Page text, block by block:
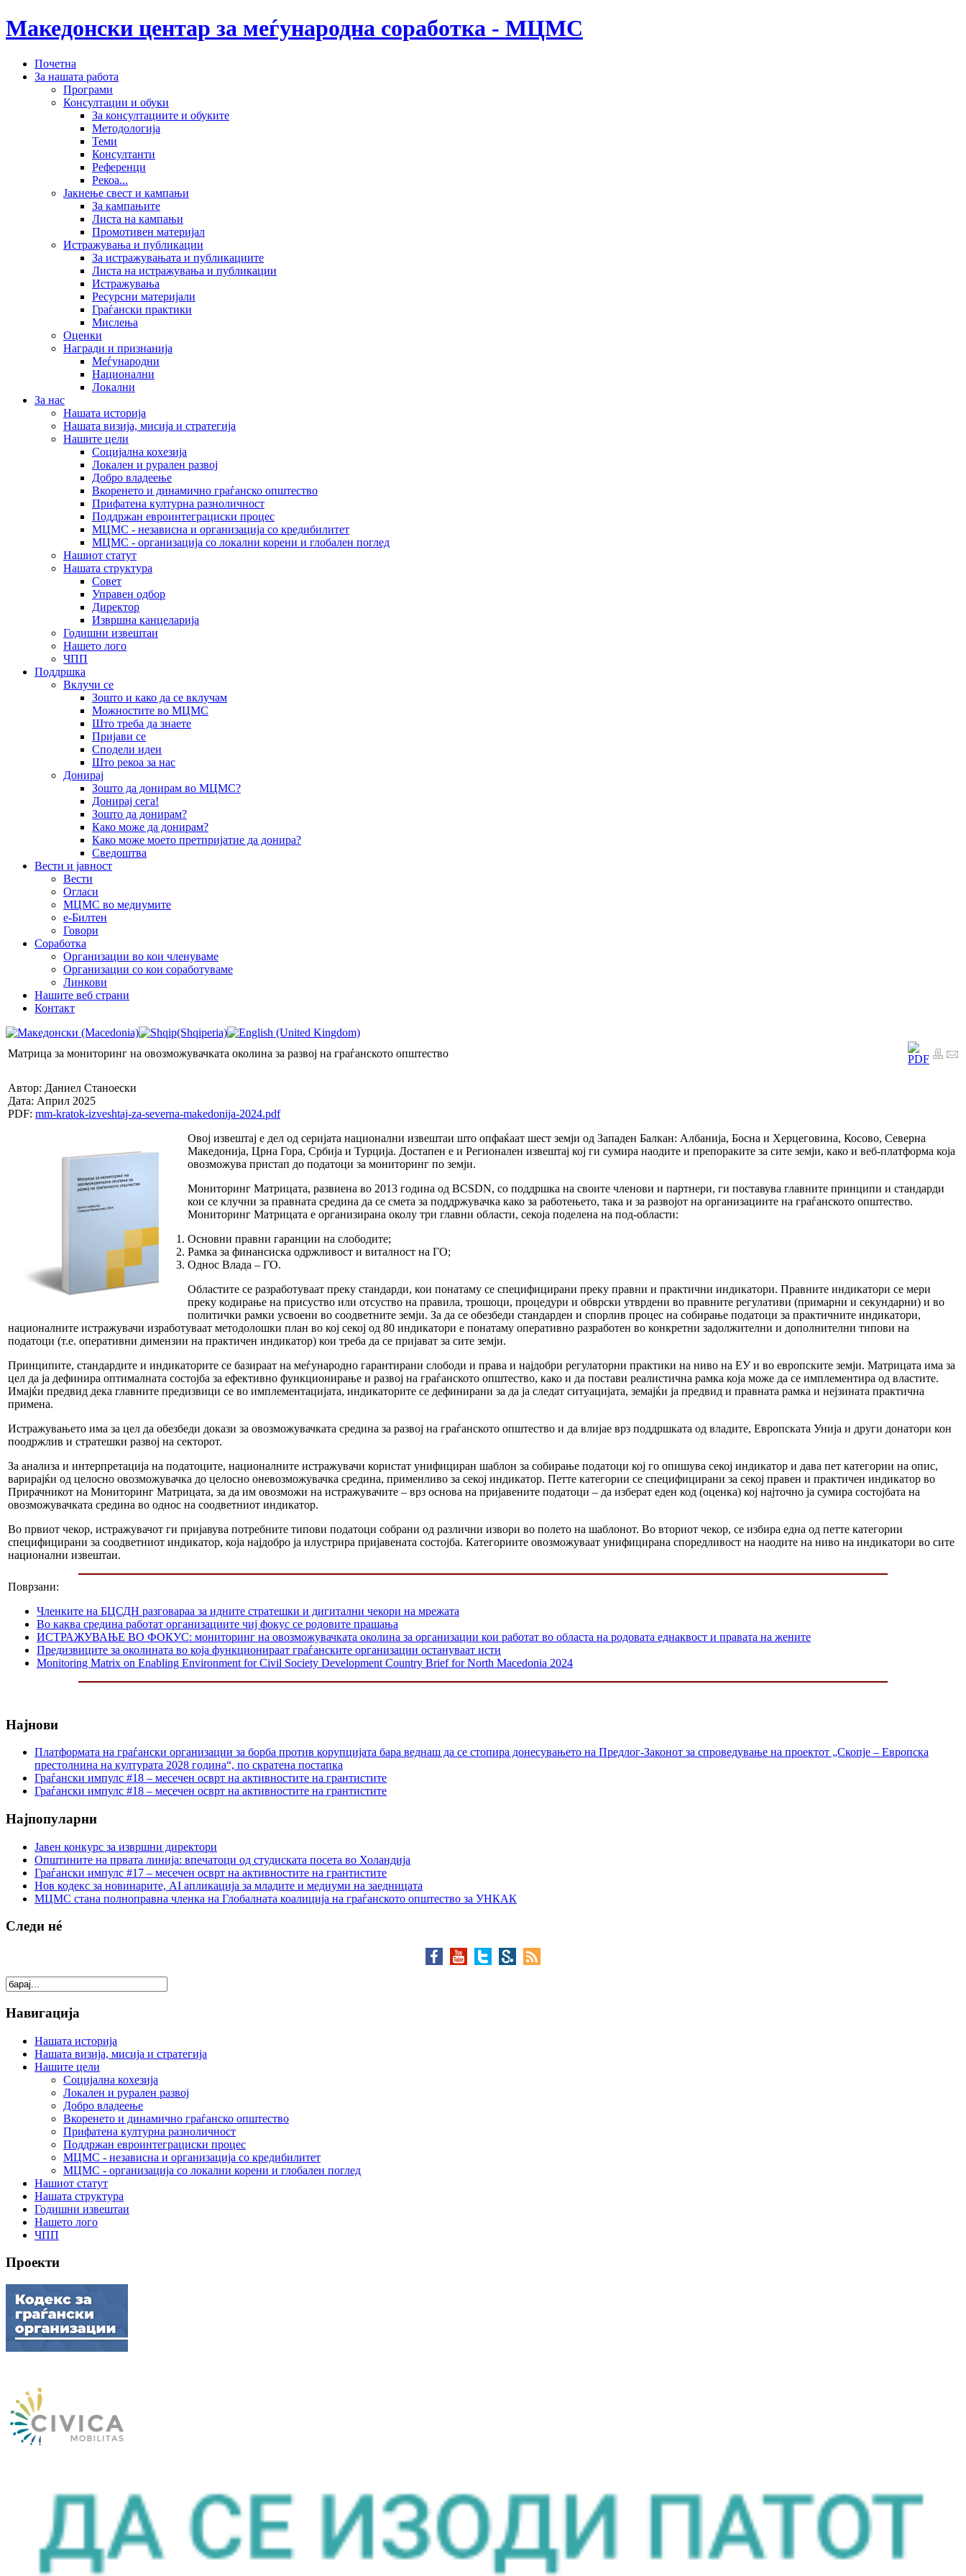
Македонски центар за меѓународна соработка - МЦМС
Почетна
За нашата работа
Програми
Консултации и обуки
За консултациите и обуките
Методологија
Теми
Консултанти
Референци
Рекоа...
Јакнење свест и кампањи
За кампањите
Листа на кампањи
Промотивен материјал
Истражувања и публикации
За истражувањата и публикациите
Листа на истражувања и публикации
Истражувања
Ресурсни материјали
Граѓански практики
Мислења
Оценки
Награди и признанија
Меѓународни
Национални
Локални
За нас
Нашата историја
Нашата визија, мисија и стратегија
Нашите цели
Социјална кохезија
Локален и рурален развој
Добро владеење
Вкоренето и динамично граѓанско општество
Прифатена културна разноличност
Поддржан евроинтеграциски процес
МЦМС - независна и организација со кредибилитет
МЦМС - организација со локални корени и глобален поглед
Нашиот статут
Нашата структура
Совет
Управен одбор
Директор
Извршна канцеларија
Годишни извештаи
Нашето лого
ЧПП
Поддршка
Вклучи се
Зошто и како да се вклучам
Можностите во МЦМС
Што треба да знаете
Пријави се
Сподели идеи
Што рекоа за нас
Донирај
Зошто да донирам во МЦМС?
Донирај сега!
Зошто да донирам?
Како може да донирам?
Како може моето претпријатие да донира?
Сведоштва
Вести и јавност
Вести
Огласи
МЦМС во медиумите
е-Билтен
Говори
Соработка
Организации во кои членуваме
Организации со кои соработуваме
Линкови
Нашите веб страни
Контакт
Матрица за мониторинг на овозможувачката околина за развој на граѓанското општество
Автор: Даниел Станоески
Дата: Април 2025
PDF: mm-kratok-izveshtaj-za-severna-makedonija-2024.pdf
Овој извештај е дел од серијата национални извештаи што опфаќаат шест земји од Западен Балкан: Албанија, Босна и Херцеговина, Косово, Северна
Македонија, Црна Гора, Србија и Турција. Достапен е и Регионален извештај кој ги сумира наодите и препораките за сите земји, како и веб-платформа која
овозможува пристап до податоци за мониторинг по земји.
Мониторинг Матрицата, развиена во 2013 година од BCSDN, со поддршка на своите членови и партнери, ги поставува главните принципи и стандарди
кои се клучни за правната средина да се смета за поддржувачка како за работењето, така и за развојот на организациите на граѓанското општество.
Мониторинг Матрицата е организирана околу три главни области, секоја поделена на под-области:
Основни правни гаранции на слободите;
Рамка за финансиска одржливост и виталност на ГО;
Однос Влада – ГО.
Областите се разработуваат преку стандарди, кои понатаму се специфицирани преку правни и практични индикатори. Правните индикатори се мери
преку кодирање на присуство или отсуство на правила, трошоци, процедури и обврски утврдени во правните регулативи (примарни и секундарни) и во
политички рамки усвоени во соодветните земји. За да се обезбеди стандарден и спорлив процес на собирање податоци за практичните индикатори,
националните истражувачи изработуваат методолошки план во кој секој од 80 индикатори е понатаму оперативно разработен во конкретни задолжителни и дополнителни типови на
податоци (т.е. оперативни димензии на практичен индикатор) кои треба да се пријават за сите земји.
Принципите, стандардите и индикаторите се базираат на меѓународно гарантирани слободи и права и најдобри регулаторни практики на ниво на ЕУ и во европските земји. Матрицата има за
цел да ја дефинира оптималната состојба за ефективно функционирање и развој на граѓанското општество, како и да постави реалистична рамка која може да се имплементира од властите.
Имајќи предвид дека главните предизвици се во имплементацијата, индикаторите се дефинирани за да ја следат ситуацијата, земајќи ја предвид и правната рамка и нејзината практична
примена.
Истражувањето има за цел да обезбеди докази за овозможувачката средина за развој на граѓанското општество и да влијае врз поддршката од владите, Европската Унија и други донатори кон
поодржлив и стратешки развој на секторот.
За анализа и интерпретација на податоците, националните истражувачи користат унифициран шаблон за собирање податоци кој го опишува секој индикатор и дава пет категории на опис,
варирајќи од целосно овозможувачка до целосно оневозможувачка средина, применливо за секој индикатор. Петте категории се специфицирани за секој правен и практичен индикатор во
Прирачникот на Мониторинг Матрицата, за да им овозможи на истражувачите – врз основа на пријавените податоци – да изберат еден код (оценка) кој најточно ја сумира состојбата на
овозможувачката средина во однос на соодветниот индикатор.
Во првиот чекор, истражувачот ги пријавува потребните типови податоци собрани од различни извори во полето на шаблонот. Во вториот чекор, се избира една од петте категории
специфицирани за соодветниот индикатор, која најдобро ја илустрира пријавената состојба. Категориите овозможуваат унифицирана споредливост на наодите на ниво на индикатори во сите
национални извештаи.
Поврзани:
Членките на БЦСДН разговараа за идните стратешки и дигитални чекори на мрежата
Во каква средина работат организациите чиј фокус се родовите прашања
ИСТРАЖУВАЊЕ ВО ФОКУС: мониторинг на овозможувачката околина за организации кои работат во областа на родовата еднаквост и правата на жените
Предизвиците за околината во која функционираат граѓанските организации остануваат исти
Monitoring Matrix on Enabling Environment for Civil Society Development Country Brief for North Macedonia 2024
Најнови
Платформата на граѓански организации за борба против корупцијата бара веднаш да се стопира донесувањето на Предлог-Законот за спроведување на проектот „Скопје – Европска
престолнина на културата 2028 година“, по скратена постапка
Граѓански импулс #18 – месечен осврт на активностите на грантистите
Граѓански импулс #18 – месечен осврт на активностите на грантистите
Најпопуларни
Јавен конкурс за извршни директори
Општините на првата линија: впечатоци од студиската посета во Холандија
Граѓански импулс #17 – месечен осврт на активностите на грантистите
Нов кодекс за новинарите, AI апликација за младите и медиуми на заедницата
МЦМС стана полноправна членка на Глобалната коалиција на граѓанското општество за УНКАК
Следи нé
Навигација
Нашата историја
Нашата визија, мисија и стратегија
Нашите цели
Социјална кохезија
Локален и рурален развој
Добро владеење
Вкоренето и динамично граѓанско општество
Прифатена културна разноличност
Поддржан евроинтеграциски процес
МЦМС - независна и организација со кредибилитет
МЦМС - организација со локални корени и глобален поглед
Нашиот статут
Нашата структура
Годишни извештаи
Нашето лого
ЧПП
Проекти